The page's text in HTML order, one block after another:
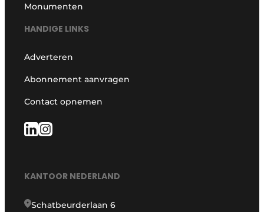
Monumenten
HANDIGE LINKS
Adverteren
Abonnement aanvragen
Contact opnemen
KANTOOR NEDERLAND
Schatbeurderlaan 6